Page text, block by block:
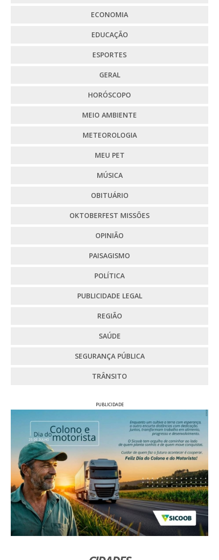
ECONOMIA
EDUCAÇÃO
ESPORTES
GERAL
HORÓSCOPO
MEIO AMBIENTE
METEOROLOGIA
MEU PET
MÚSICA
OBITUÁRIO
OKTOBERFEST MISSÕES
OPINIÃO
PAISAGISMO
POLÍTICA
PUBLICIDADE LEGAL
REGIÃO
SAÚDE
SEGURANÇA PÚBLICA
TRÂNSITO
PUBLICIDADE